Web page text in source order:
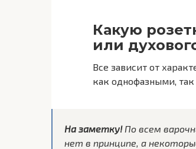
Какую
или
Все зависит от
как однофазными,
На заметку! По всем
нет в принципе, а